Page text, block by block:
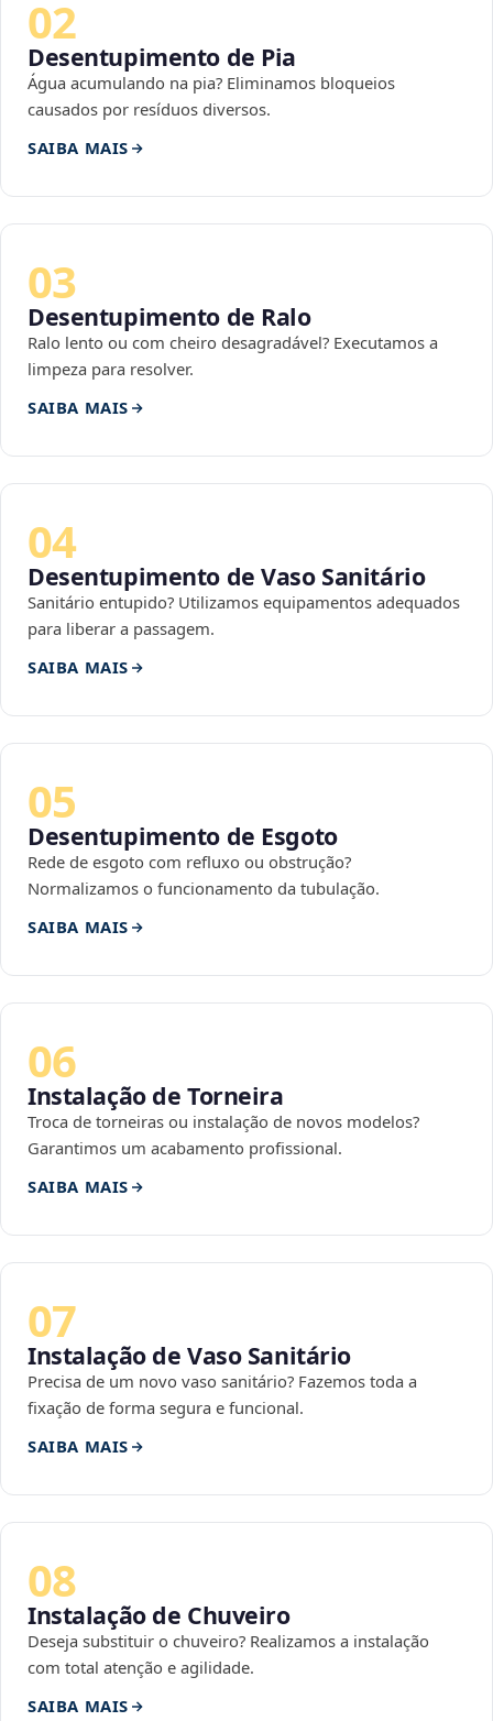
02
Desentupimento de Pia
Água acumulando na pia? Eliminamos bloqueios
causados por resíduos diversos.
SAIBA MAIS
03
Desentupimento de Ralo
Ralo lento ou com cheiro desagradável? Executamos a
limpeza para resolver.
SAIBA MAIS
04
Desentupimento de Vaso Sanitário
Sanitário entupido? Utilizamos equipamentos adequados
para liberar a passagem.
SAIBA MAIS
05
Desentupimento de Esgoto
Rede de esgoto com refluxo ou obstrução?
Normalizamos o funcionamento da tubulação.
SAIBA MAIS
06
Instalação de Torneira
Troca de torneiras ou instalação de novos modelos?
Garantimos um acabamento profissional.
SAIBA MAIS
07
Instalação de Vaso Sanitário
Precisa de um novo vaso sanitário? Fazemos toda a
fixação de forma segura e funcional.
SAIBA MAIS
08
Instalação de Chuveiro
Deseja substituir o chuveiro? Realizamos a instalação
com total atenção e agilidade.
SAIBA MAIS